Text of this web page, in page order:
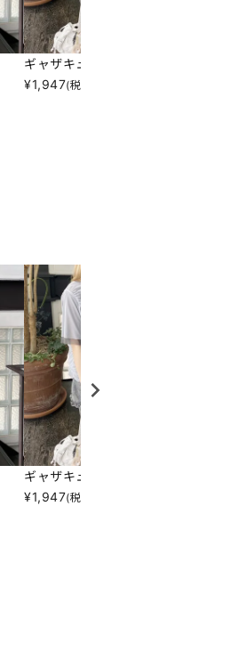
ギャザキューＰＯ
¥1,947(税込)
ギャザキューＰＯ
¥1,947(税込)